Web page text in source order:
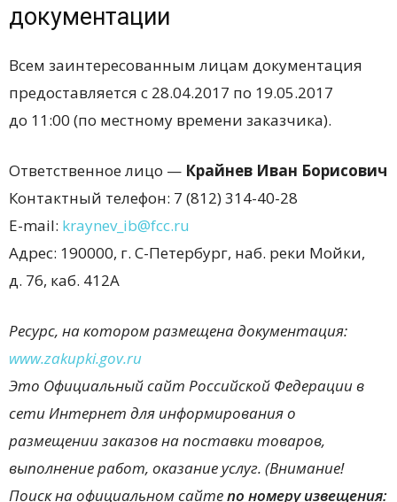
документации
Всем заинтересованным лицам документация
предоставляется с 28.04.2017 по 19.05.2017
до 11:00 (по местному времени заказчика).
Ответственное лицо — Крайнев Иван Борисович
Контактный телефон: 7 (812) 314-40-28
E-mail: kraynev_ib@fcc.ru
Адрес: 190000, г. С-Петербург, наб. реки Мойки,
д. 76, каб. 412А
Ресурс, на котором размещена документация:
www.zakupki.gov.ru
Это Официальный сайт Российской Федерации в
сети Интернет для информирования о
размещении заказов на поставки товаров,
выполнение работ, оказание услуг. (Внимание!
Поиск на официальном сайтепо номеру извещения: